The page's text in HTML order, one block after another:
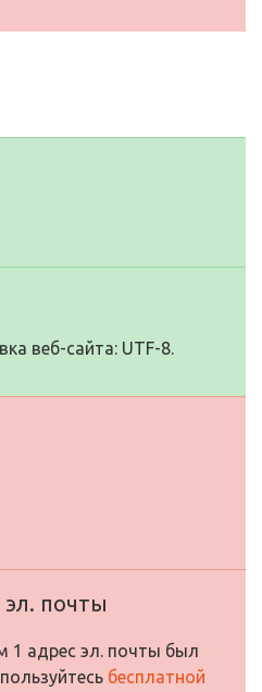
веб-сайта: UTF-8.
почты
1 адрес эл. почты был
бесплатной